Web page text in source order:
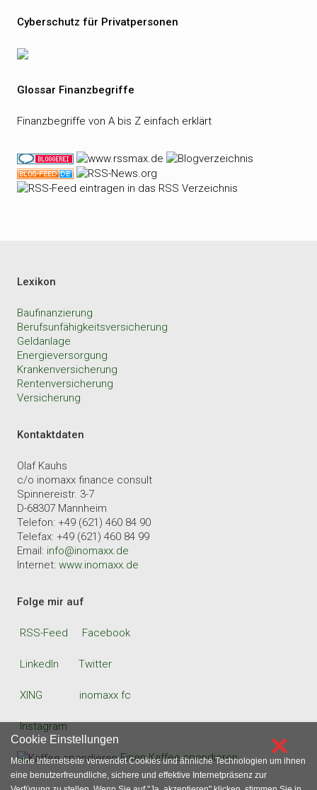
Cyberschutz für Privatpersonen
Glossar Finanzbegriffe
Finanzbegriffe von A bis Z einfach erklärt
Lexikon
Baufinanzierung
Berufsunfähigkeitsversicherung
Geldanlage
Energieversorgung
Krankenversicherung
Rentenversicherung
Versicherung
Kontaktdaten
Olaf Kauhs
c/o inomaxx finance consult
Spinnereistr. 3-7
D-68307 Mannheim
Telefon: +49 (621) 460 84 90
Telefax: +49 (621) 460 84 99
Email: info@inomaxx.de
Internet: www.inomaxx.de
Folge mir auf
RSS-Feed Facebook
LinkedIn Twitter
XING inomaxx fc
Instagram
Einen Kaffee spendieren ×
Cookie Einstellungen
Meine Internetseite verwendet Cookies und ähnliche Technologien um ihnen
eine benutzerfreundliche, sichere und effektive Internetpräsenz zur